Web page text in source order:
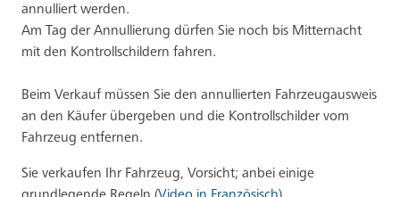
annulliert werden.
Am Tag der Annullierung dürfen Sie noch bis Mitternacht
mit den Kontrollschildern fahren.
Beim Verkauf müssen Sie den annullierten Fahrzeugausweis
an den Käufer übergeben und die Kontrollschilder vom
Fahrzeug entfernen.
Sie verkaufen Ihr Fahrzeug, Vorsicht; anbei einige